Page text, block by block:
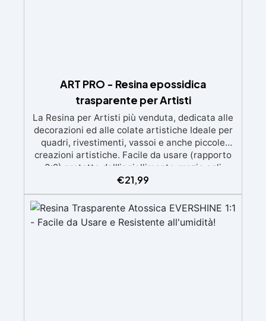
ART PRO - Resina epossidica
trasparente per Artisti
La Resina per Artisti più venduta, dedicata alle
decorazioni ed alle colate artistiche Ideale per
quadri, rivestimenti, vassoi e anche piccole
creazioni artistiche. Facile da usare (rapporto
3:2) protetta dall’ingiallimento grazie agli
speciali filtri UV Formula densa : non cola via,
mantenendo i design precisi e puliti. Indurisce
in 12-24h garantendo una superficie lucida e
brillante
€21,99